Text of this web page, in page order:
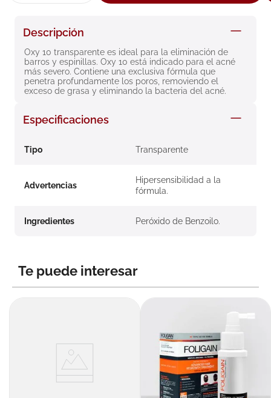
Descripción
Oxy 10 transparente es ideal para la eliminación de
barros y espinillas. Oxy 10 está indicado para el acné
más severo. Contiene una exclusiva fórmula que
penetra profundamente los poros, removiendo el
exceso de grasa y eliminando la bacteria del acné.
Especificaciones
Tipo Transparente
Advertencias
Hipersensibilidad a la
fórmula.
Ingredientes Peróxido de Benzoilo.
Te puede interesar
5. cerave
6 degraler
7. isdin
8. roche posay
9. pañales
nivea